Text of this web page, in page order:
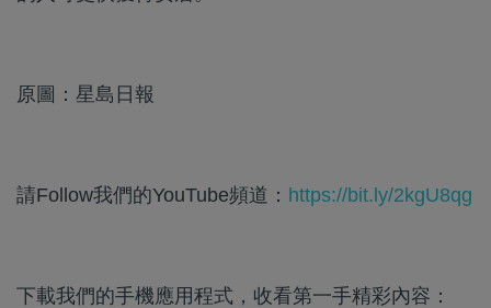
原圖：星島日報
請Follow我們的YouTube頻道： https://bit.ly/2kgU8qg
下載我們的手機應用程式，收看第一手精彩內容：